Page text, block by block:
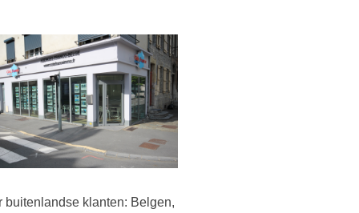
klanten: Belgen,